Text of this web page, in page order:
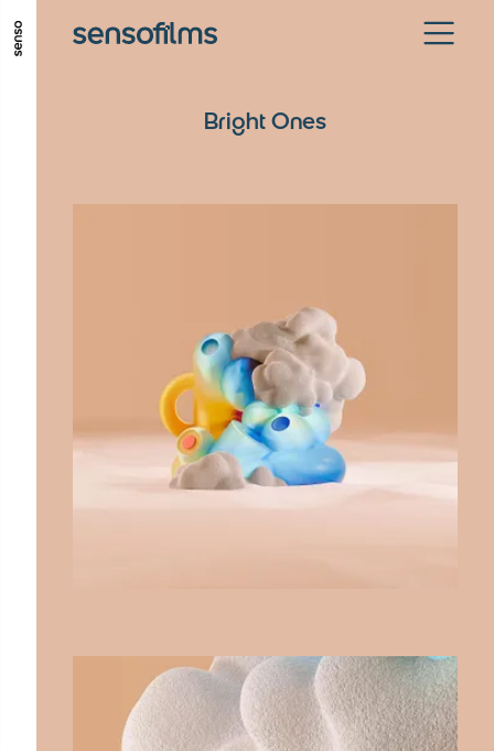
ALLER AU CONTENU PRINCIPAL
ALLER EN BAS DE PAGEBright Ones